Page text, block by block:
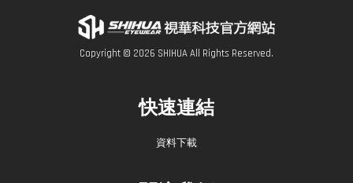
Copyright © 2026 SHIHUA All Rights Reserved.
快速連結
資料下載